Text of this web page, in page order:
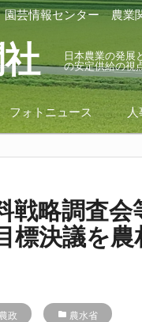
園芸情報センター 農業
日本農業の発展
の安定供給の視
フォトニュース 人
戦略調査会
標決議を農
農政 folder 農水省